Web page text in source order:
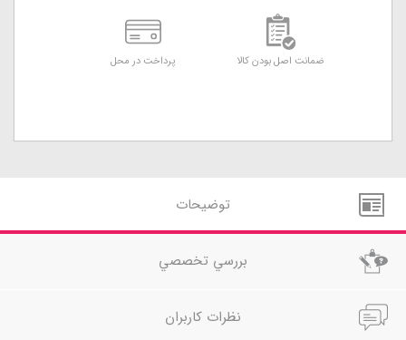
ضمانت اصل بودن کالا پرداخت در محل
توضيحات
بررسي تخصصي
نظرات کاربران